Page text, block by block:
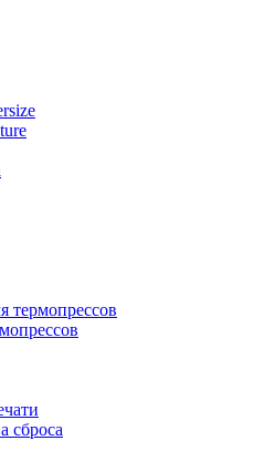
термопрессов
сброса